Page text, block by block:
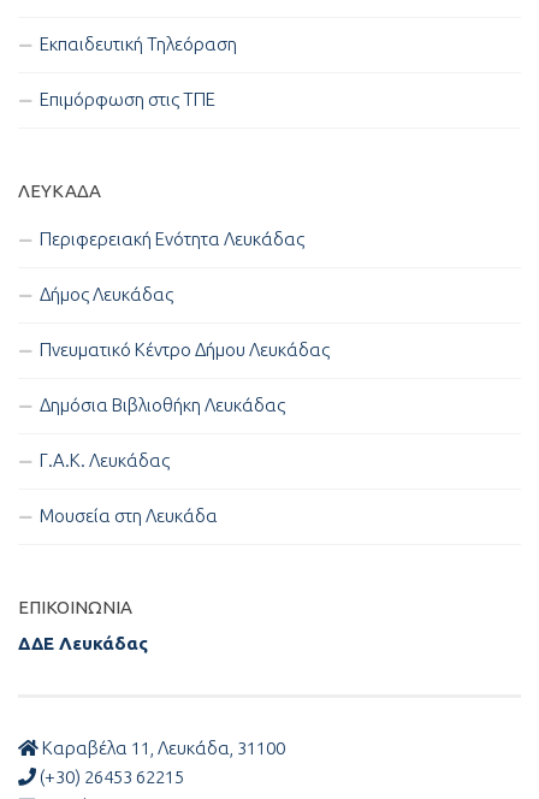
Εκπαιδευτική Τηλεόραση
Επιμόρφωση στις ΤΠΕ
ΛΕΥΚΑΔΑ
Περιφερειακή Ενότητα Λευκάδας
Δήμος Λευκάδας
Πνευματικό Κέντρο Δήμου Λευκάδας
Δημόσια Βιβλιοθήκη Λευκάδας
Γ.Α.Κ. Λευκάδας
Μουσεία στη Λευκάδα
ΕΠΙΚΟΙΝΩΝΊΑ
ΔΔΕ Λευκάδας
Καραβέλα 11, Λευκάδα, 31100
(+30) 26453 62215